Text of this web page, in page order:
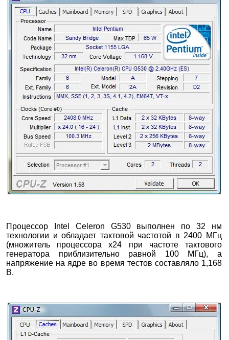
Процессор Intel Celeron G530
выполнен по 32 нм
технологии и обладает тактовой частотой в 2400 МГц
(множитель процессора х24 при частоте тактового
генератора приблизительно равной 100 МГц), а
напряжение на ядре во время тестов составляло 1,168
В.